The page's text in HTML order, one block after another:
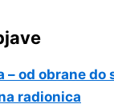
– od obrane do
radionica